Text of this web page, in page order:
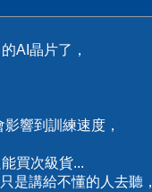
AI晶片了，
響到訓練速度，
買次級貨...
是講給不懂的人去聽，